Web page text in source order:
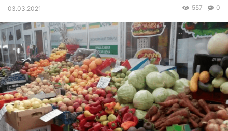
03.03.2021 0
557